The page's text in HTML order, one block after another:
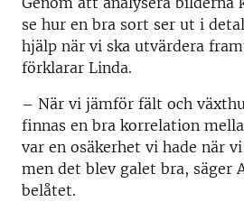
se hur en bra sort ser ut i
hjälp när vi ska utvärdera
förklarar Linda.
– När vi jämför fält och
finnas en bra korrelation
var en osäkerhet vi hade när
men det blev galet bra, säger
belåtet.